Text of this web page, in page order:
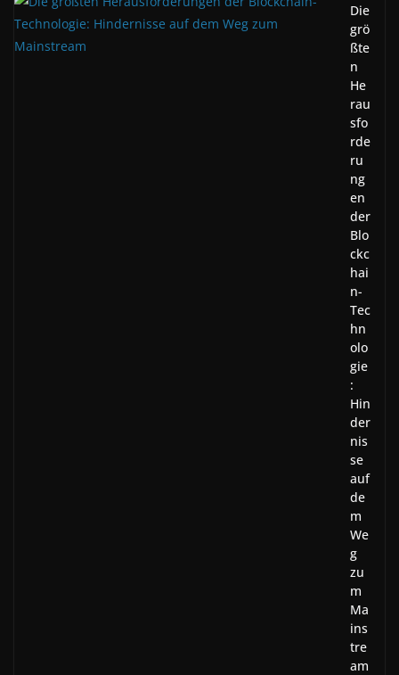
Die
grö
ßte
n
He
rau
sfo
rde
ru
ng
en
der
Blo
ckc
hai
n-
Tec
hn
olo
gie
:
Hin
der
nis
se
auf
de
m
We
g
zu
m
Ma
ins
tre
am